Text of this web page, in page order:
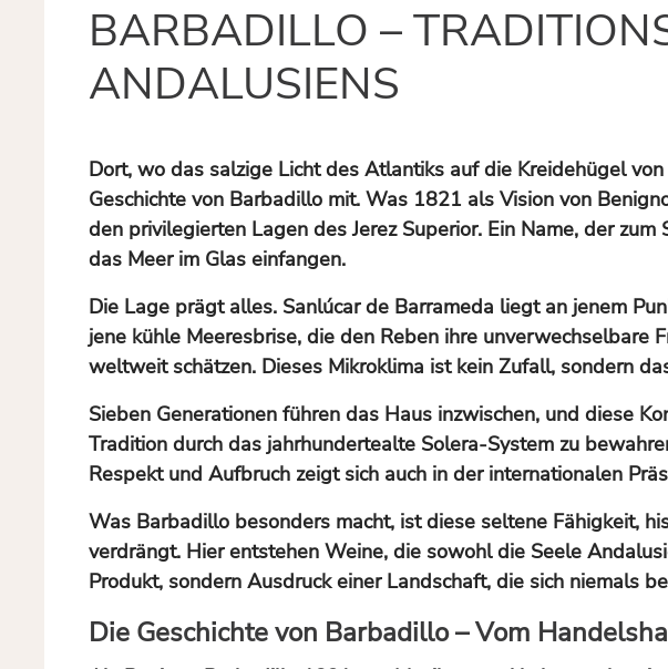
BARBADILLO –
ANDALUSIENS
Dort, wo das salzige Licht des Atlantiks auf die Kreidehügel
Geschichte von Barbadillo mit. Was 1821 als Vision von
den privilegierten Lagen des Jerez Superior. Ein Name, der
das Meer im Glas einfangen.
Die Lage prägt alles. Sanlúcar de Barrameda liegt an jenem
jene kühle Meeresbrise, die den Reben ihre unverwechselbare
weltweit schätzen. Dieses Mikroklima ist kein Zufall, sondern
Sieben Generationen führen das Haus inzwischen, und diese
Tradition durch das jahrhundertealte Solera-System zu
Respekt und Aufbruch zeigt sich auch in der internationalen
Was Barbadillo besonders macht, ist diese seltene Fähigkeit,
verdrängt. Hier entstehen Weine, die sowohl die Seele
Produkt, sondern Ausdruck einer Landschaft, die sich niemals
Die Geschichte von Barbadillo – Vom